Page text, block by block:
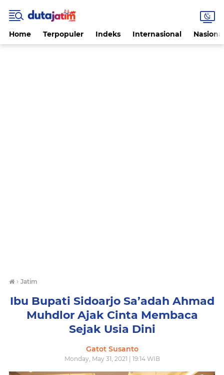
Home Terpopuler Indeks Internasional
› Jatim
Ibu Bupati Sidoarjo Sa’adah Ahmad
Muhdlor Ajak Cinta Membaca
Sejak Usia Dini
Gatot Susanto
Monday, May 31, 2021 | 19:14 WIB